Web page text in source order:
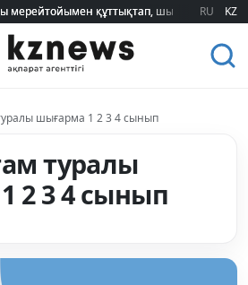
мерейтойымен құттықтап, шығармашылық
мерейтойымен құттықтап, шығармашылық
RU KZ
шығарма 1 2 3 4 сынып
туралы
2 3 4 сынып